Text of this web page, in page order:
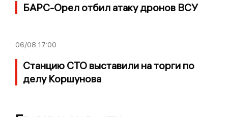
БАРС-Орел отбил атаку дронов ВСУ
06/08 17:00
Станцию СТО выставили на торги по
делу Коршунова